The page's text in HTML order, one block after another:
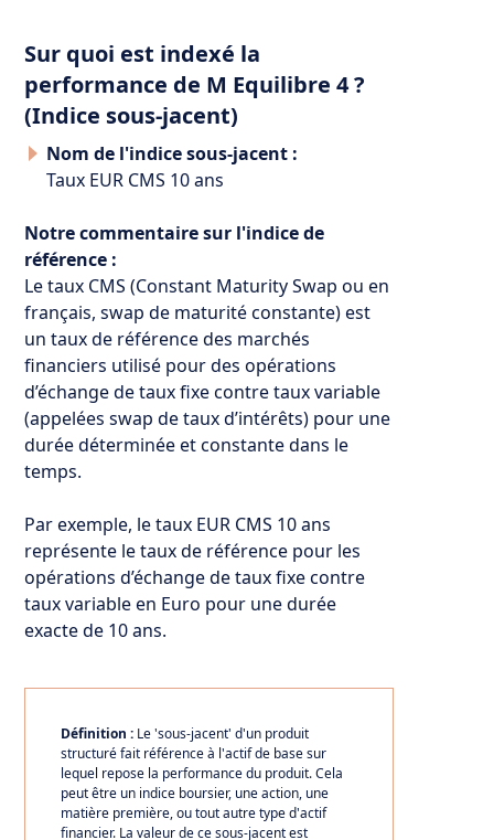
Sur quoi est indexé la
performance de M Equilibre 4 ?
(Indice sous-jacent)
Nom de l'indice sous-jacent :
Taux EUR CMS 10 ans
Notre commentaire sur l'indice de
référence :
Le taux CMS (Constant Maturity Swap ou en
français, swap de maturité constante) est
un taux de référence des marchés
financiers utilisé pour des opérations
d’échange de taux fixe contre taux variable
(appelées swap de taux d’intérêts) pour une
durée déterminée et constante dans le
temps.
Par exemple, le taux EUR CMS 10 ans
représente le taux de référence pour les
opérations d’échange de taux fixe contre
taux variable en Euro pour une durée
exacte de 10 ans.
Définition : Le 'sous-jacent' d'un produit
structuré fait référence à l'actif de base sur
lequel repose la performance du produit. Cela
peut être un indice boursier, une action, une
matière première, ou tout autre type d'actif
financier. La valeur de ce sous-jacent est